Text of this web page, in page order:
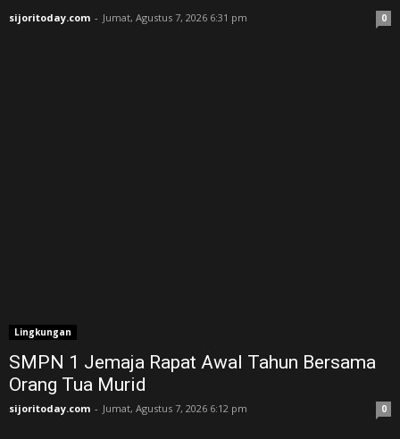
sijoritoday.com - Jumat, Agustus 7, 2026 6:31 pm 0
Lingkungan
SMPN 1 Jemaja Rapat Awal Tahun Bersama
Orang Tua Murid ‎
sijoritoday.com - Jumat, Agustus 7, 2026 6:12 pm 0